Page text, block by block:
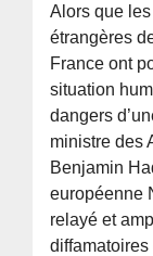
Alors que
étrangères
France ont
situation
dangers
ministre des
Benjamin
européenne
relayé et